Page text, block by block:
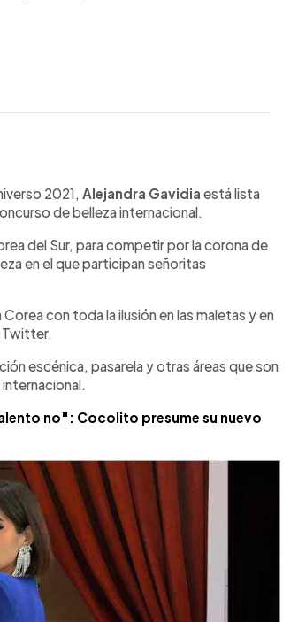
2021, Alejandra Gavidia está lista
de belleza internacional.
del Sur, para competir por la corona de
en el que participan señoritas
con toda la ilusión en las maletas y en
escénica, pasarela y otras áreas que son
no": Cocolito presume su nuevo